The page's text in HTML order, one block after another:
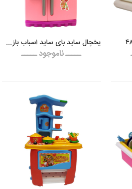
یخچال ساید بای ساید اسباب بازی نگین
ـــــ ناموجود ـــــ